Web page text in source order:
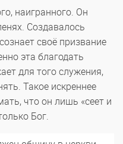
наигранного. Он
Создавалось
своё призвание
эта благодать
для того служения,
Такое искреннее
что он лишь «сеет и
Бог.